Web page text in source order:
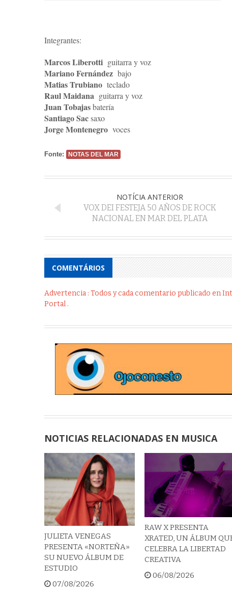
Integrantes:
Marcos Liberotti guitarra y voz
Mariano Fernández bajo
Matias Trubiano teclado
Raul Maidana guitarra y voz
Juan Tobajasbatería
Santiago Sacsaxo
Jorge Montenegro voces
Fonte: NOTAS DEL MAR
NOTÍCIA ANTERIOR
VOX DEI FESTEJA 50 AÑOS DE ROCK
NACIONAL EN MAR DEL PLATA
COMENTÁRIOS
Advertencia : Todos y cada comentario publicado en
Portal .
NOTICIAS RELACIONADAS EN MUSICA
JULIETA VENEGAS
PRESENTA «NORTEÑA»
SU NUEVO ÁLBUM DE
ESTUDIO
07/08/2026
RAW X PRESENTA
XRATED, UN ÁLBUM
CELEBRA LA LIBERTAD
CREATIVA
06/08/2026